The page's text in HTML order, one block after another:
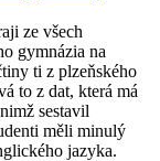
ze všech
gymnázia na
ti z plzeňského
to z dat, která má
sestavil
měli minulý
jazyka.